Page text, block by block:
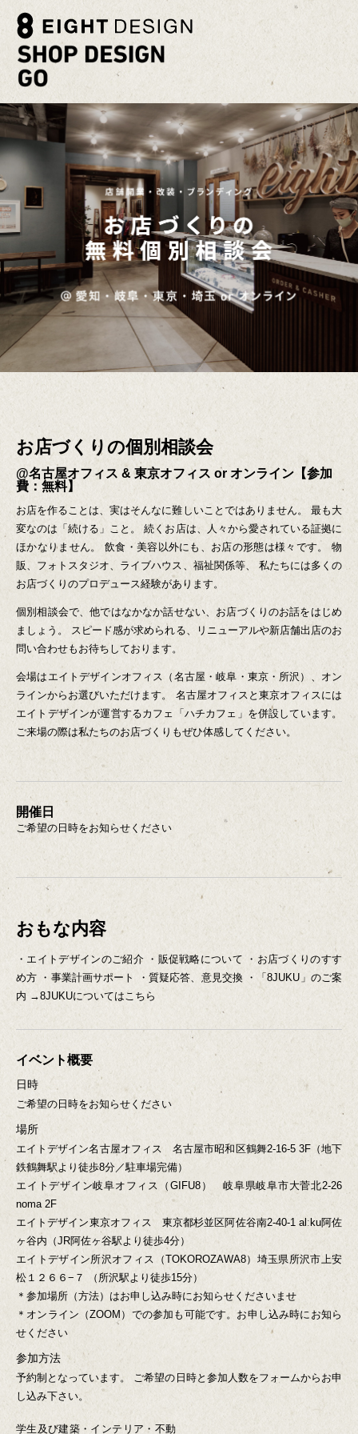
お店づくりの個別相談会
@名古屋オフィス & 東京オフィス or オンライン【参加
費：無料】
お店を作ることは、実はそんなに難しいことではありません。
最も大
変なのは「続ける」こと。
続くお店は、人々から愛されている証拠に
ほかなりません。
飲食・美容以外にも、お店の形態は様々です。
物
販、フォトスタジオ、ライブハウス、福祉関係等、
私たちには多くの
お店づくりのプロデュース経験があります。
個別相談会で、他ではなかなか話せない、お店づくりのお話をはじめ
ましょう。
スピード感が求められる、リニューアルや新店舗出店のお
問い合わせもお待ちしております。
会場はエイトデザインオフィス（名古屋・岐阜・東京・所沢）、オン
ラインからお選びいただけます。
名古屋オフィスと東京オフィスには
エイトデザインが運営するカフェ「 ハチカフェ 」を併設しています。
ご来場の際は私たちのお店づくりもぜひ体感してください。
開催日
ご希望の日時をお知らせください
おもな内容
・エイトデザインのご紹介・販促戦略について ・お店づくりのすす
め方 ・事業計画サポート ・質疑応答、意見交換 ・「8JUKU」のご案
内 →8JUKUについてはこちら
イベント概要
日時
ご希望の日時をお知らせください
場所
エイトデザイン名古屋オフィス名古屋市昭和区鶴舞2-16-5 3F（地下
鉄鶴舞駅より徒歩8分／駐車場完備）
エイトデザイン岐阜オフィス（GIFU8）岐阜県岐阜市大菅北2-26
noma 2F
エイトデザイン東京オフィス
東京都杉並区阿佐谷南2-40-1 alːku阿佐
ヶ谷内（JR阿佐ヶ谷駅より徒歩4分）
エイトデザイン所沢オフィス（TOKOROZAWA8） 埼玉県所沢市上安
松１２６６−７ （所沢駅より徒歩15分）
＊参加場所（方法）はお申し込み時にお知らせくださいませ
＊オンライン（ZOOM）での参加も可能です。お申し込み時にお知ら
せください
参加方法
予約制となっています。
ご希望の日時と参加人数をフォームからお申
し込み下さい。
学生及び建築・インテリア・不動